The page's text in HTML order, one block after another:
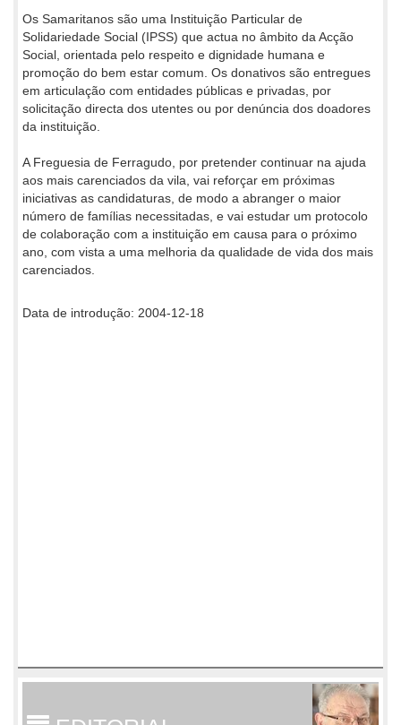
Os Samaritanos são uma Instituição Particular de
Solidariedade Social (IPSS) que actua no âmbito da Acção
Social, orientada pelo respeito e dignidade humana e
promoção do bem estar comum. Os donativos são entregues
em articulação com entidades públicas e privadas, por
solicitação directa dos utentes ou por denúncia dos doadores
da instituição.
A Freguesia de Ferragudo, por pretender continuar na ajuda
aos mais carenciados da vila, vai reforçar em próximas
iniciativas as candidaturas, de modo a abranger o maior
número de famílias necessitadas, e vai estudar um protocolo
de colaboração com a instituição em causa para o próximo
ano, com vista a uma melhoria da qualidade de vida dos mais
carenciados.
Data de introdução: 2004-12-18